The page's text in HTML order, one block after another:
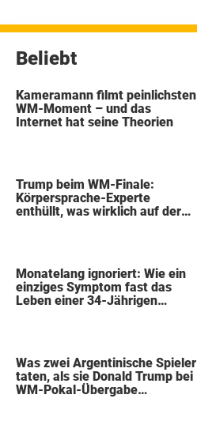
Beliebt
Kameramann filmt peinlichsten
WM-Moment – und das
Internet hat seine Theorien
Trump beim WM-Finale:
Körpersprache-Experte
enthüllt, was wirklich auf der
Monatelang ignoriert: Wie ein
einziges Symptom fast das
Leben einer 34-Jährigen
Was zwei Argentinische Spieler
taten, als sie Donald Trump bei
WM-Pokal-Übergabe